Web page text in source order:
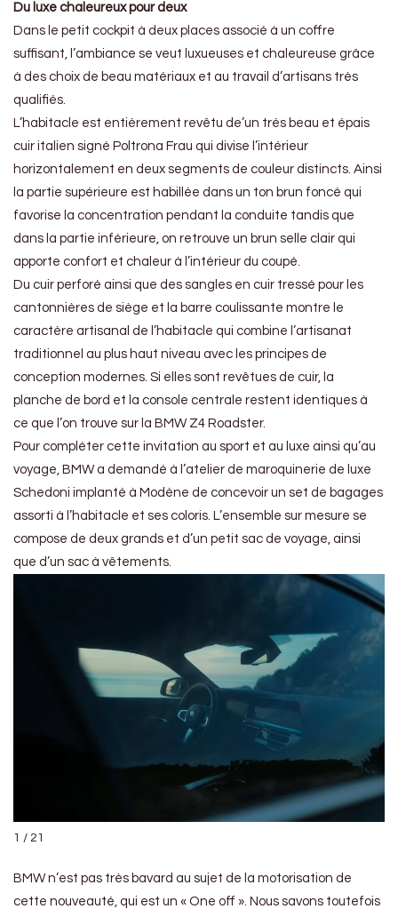
Du luxe chaleureux pour deux
Dans le petit cockpit à deux places associé à un coffre
suffisant, l’ambiance se veut luxueuses et chaleureuse grâce
à des choix de beau matériaux et au travail d’artisans très
qualifiés.
L’habitacle est entièrement revêtu de’un très beau et épais
cuir italien signé Poltrona Frau qui divise l’intérieur
horizontalement en deux segments de couleur distincts. Ainsi
la partie supérieure est habillée dans un ton brun foncé qui
favorise la concentration pendant la conduite tandis que
dans la partie inférieure, on retrouve un brun selle clair qui
apporte confort et chaleur à l’intérieur du coupé.
Du cuir perforé ainsi que des sangles en cuir tressé pour les
cantonnières de siège et la barre coulissante montre le
caractère artisanal de l’habitacle qui combine l’artisanat
traditionnel au plus haut niveau avec les principes de
conception modernes. Si elles sont revêtues de cuir, la
planche de bord et la console centrale restent identiques à
ce que l’on trouve sur la BMW Z4 Roadster.
Pour compléter cette invitation au sport et au luxe ainsi qu’au
voyage, BMW a demandé à l’atelier de maroquinerie de luxe
Schedoni implanté à Modène de concevoir un set de bagages
assorti à l’habitacle et ses coloris. L’ensemble sur mesure se
compose de deux grands et d’un petit sac de voyage, ainsi
que d’un sac à vêtements.
1 / 21
BMW n’est pas très bavard au sujet de la motorisation de
cette nouveauté, qui est un « One off ». Nous savons toutefois